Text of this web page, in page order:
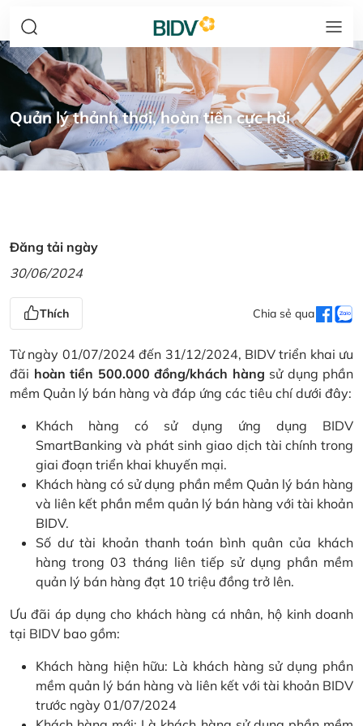
Quản lý thảnh thơi, hoàn tiền cực hời
Đăng tải ngày
30/06/2024
Thích Chia sẻ qua
Từ ngày 01/07/2024 đến 31/12/2024, BIDV triển khai ưu
đãi hoàn tiền 500.000 đồng/khách hàng sử dụng phần
mềm Quản lý bán hàng và đáp ứng các tiêu chí dưới đây:
Khách hàng có sử dụng ứng dụng BIDV
SmartBanking và phát sinh giao dịch tài chính trong
giai đoạn triển khai khuyến mại.
Khách hàng có sử dụng phần mềm Quản lý bán hàng
và liên kết phần mềm quản lý bán hàng với tài khoản
BIDV.
Số dư tài khoản thanh toán bình quân của khách
hàng trong 03 tháng liên tiếp sử dụng phần mềm
quản lý bán hàng đạt 10 triệu đồng trở lên.
Ưu đãi áp dụng cho khách hàng cá nhân, hộ kinh doanh
tại BIDV bao gồm:
Khách hàng hiện hữu: Là khách hàng sử dụng phần
mềm quản lý bán hàng và liên kết với tài khoản BIDV
trước ngày 01/07/2024